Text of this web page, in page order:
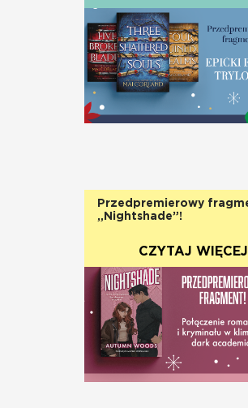
CZYTAJ WIĘCEJ
Przedpremierowy
„Nightshade”!